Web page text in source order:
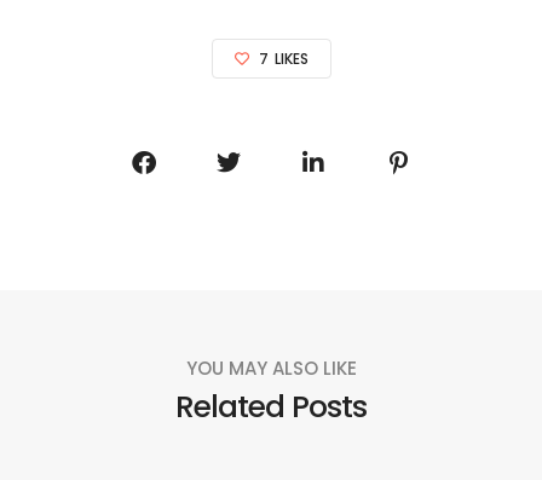
7 LIKES
YOU MAY ALSO LIKE
Related Posts